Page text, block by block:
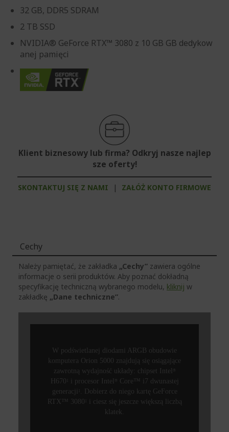
32 GB, DDR5 SDRAM
2 TB SSD
NVIDIA® GeForce RTX™ 3080 z 10 GB GB dedykow
anej pamięci
Klient biznesowy lub firma? Odkryj nasze najlep
sze oferty!
SKONTAKTUJ SIĘ Z NAMI | ZAŁÓŻ KONTO FIRMOWE
Cechy
Należy pamiętać, że zakładka „Cechy” zawiera ogólne
informacje o serii produktów. Aby poznać dokładną
specyfikację techniczną wybranego modelu, kliknij w
zakładkę „Dane techniczne”.